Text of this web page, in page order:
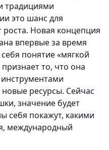
традициями
это шанс для
Новая концепция
впервые за время
понятие «мягкой
то, что она
ресурсы. Сейчас
значение будет
себя покажут, какими
международный